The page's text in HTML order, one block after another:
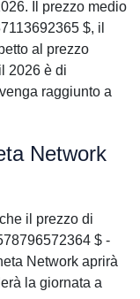
Il prezzo medio
$, il
al prezzo
2026 è di
raggiunto a
Network
il prezzo di
$ -
Network aprirà
la giornata a